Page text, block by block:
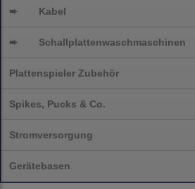
➨ Kabel
➨ Schallplattenwaschmaschinen
Plattenspieler Zubehör
Spikes, Pucks & Co.
Stromversorgung
Gerätebasen